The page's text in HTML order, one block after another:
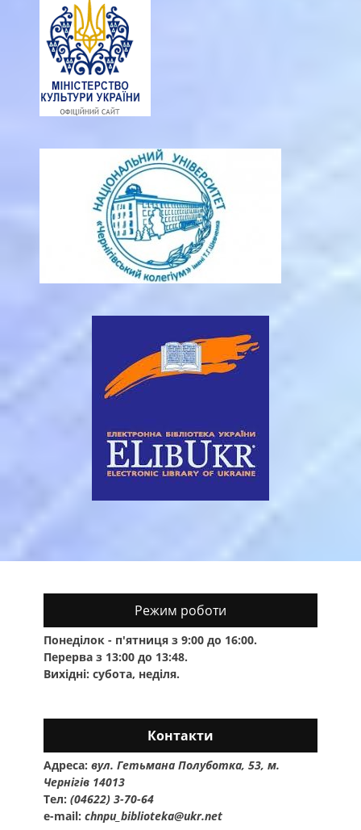
Режим роботи
Понеділок - п'ятниця з 9:00 до 16:00.
Перерва з 13:00 до 13:48.
Вихідні: субота, неділя.
Контакти
Адреса: вул. Гетьмана Полуботка, 53, м.
Чернігів 14013
Тел: (04622) 3-70-64
e-mail: chnpu_biblioteka@ukr.net